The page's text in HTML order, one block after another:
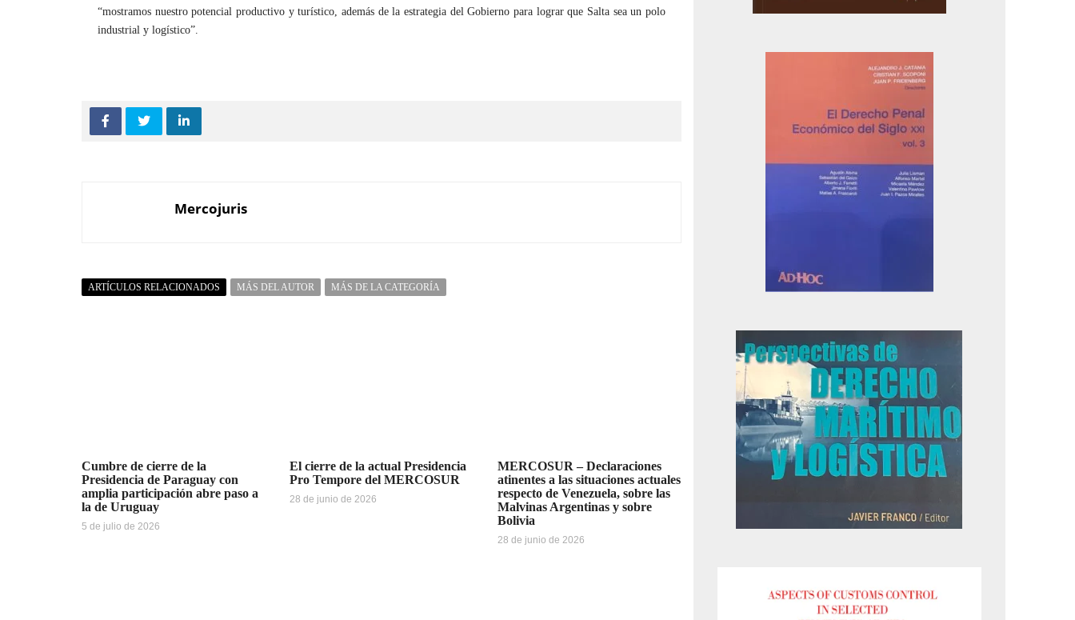
“mostramos nuestro potencial productivo y turístico, además de la estrategia del Gobierno para lograr que Salta sea un polo
industrial y logístico”.
Mercojuris
ARTÍCULOS RELACIONADOS MÁS DEL AUTOR MÁS DE LA CATEGORÍA
Cumbre de cierre de la
Presidencia de Paraguay con
amplia participación abre paso a
la de Uruguay
5 de julio de 2026
El cierre de la actual Presidencia
Pro Tempore del MERCOSUR
28 de junio de 2026
MERCOSUR – Declaraciones
atinentes a las situaciones actuales
respecto de Venezuela, sobre las
Malvinas Argentinas y sobre
Bolivia
28 de junio de 2026